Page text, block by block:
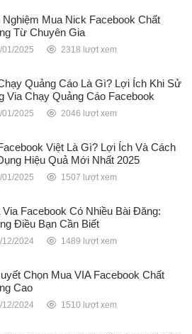
Nghiệm Mua Nick Facebook Chất
Từ Chuyên Gia
01/2025 2318 lượt xem
Quảng Cáo Là Gì? Lợi Ích Khi Sử
Via Chạy Quảng Cáo Facebook
01/2025 2046 lượt xem
Việt Là Gì? Lợi Ích Và Cách
Hiệu Quả Mới Nhất 2025
01/2025 1507 lượt xem
Via Facebook Có Nhiều Bài Đăng:
Điều Bạn Cần Biết
12/2024 1489 lượt xem
Chọn Mua VIA Facebook Chất
Cao
12/2024 1510 lượt xem